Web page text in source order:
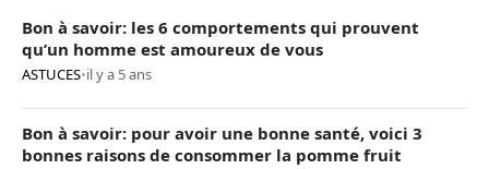
Bon à savoir: les 6 comportements qui prouvent
qu’un homme est amoureux de vous
ASTUCES•il y a 5 ans
Bon à savoir: pour avoir une bonne santé, voici 3
bonnes raisons de consommer la pomme fruit